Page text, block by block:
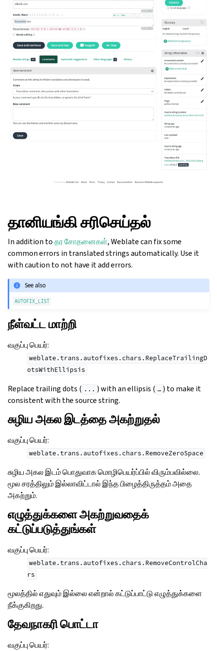
navigation of உள்ளமைவு வழிமுறைகள்
தானியங்கி சரிசெய்தல்
In addition toதர சோதனைகள், Weblate can fix some
common errors in translated strings automatically. Use it
with caution to not have it add errors.
See also
AUTOFIX_LIST
நீள்வட்ட மாற்றி
வகுப்பு பெயர்:
weblate.trans.autofixes.chars.ReplaceTrailingD
otsWithEllipsis
Replace trailing dots ( ... ) with an ellipsis ( … ) to make it
consistent with the source string.
சுழிய அகல இடத்தை அகற்றுதல்
வகுப்பு பெயர்:
weblate.trans.autofixes.chars.RemoveZeroSpace
சுழிய அகல இடம் பொதுவாக மொழிபெயர்ப்பில் விரும்பவில்லை.
மூல சரத்திலும் இல்லாவிட்டால் இந்த பிழைத்திருத்தம் அதை
அகற்றும்.
எழுத்துக்களை அகற்றுவதைக்
கட்டுப்படுத்துங்கள்
வகுப்பு பெயர்:
weblate.trans.autofixes.chars.RemoveControlCha
rs
மூலத்தில் எதுவும் இல்லை என்றால் கட்டுப்பாட்டு எழுத்துக்களை
நீக்குகிறது.
தேவநாகரி பொட்டா
வகுப்பு பெயர்: